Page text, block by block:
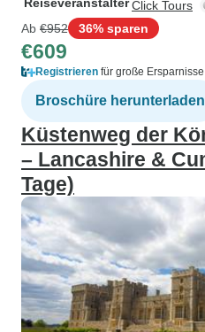
Click Tours
Ab €952 36% sparen
€609
Registrieren für große Ersparnisse
Broschüre herunterladen
Küstenweg der
– Lancashire &
Tage)